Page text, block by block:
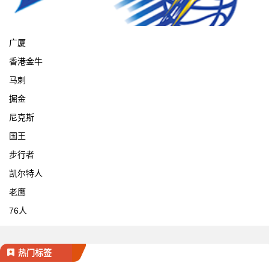
广厦
香港金牛
马刺
掘金
尼克斯
国王
步行者
凯尔特人
老鹰
76人
热门标签